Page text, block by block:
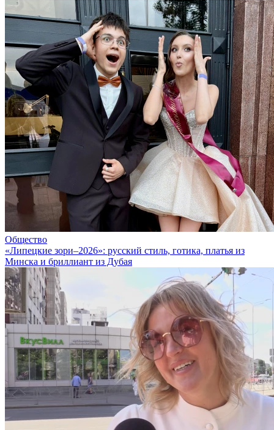
Общество
«Липецкие зори–2026»: русский стиль, готика, платья из
Минска и бриллиант из Дубая